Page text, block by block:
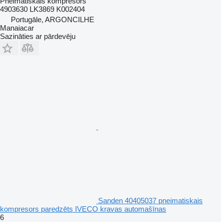
4903630 LK3869 K002404
Portugāle, ARGONCILHE
Manaiacar
Sazināties ar pārdevēju
Sanden 40405037 pneimatiskais
kompresors paredzēts IVECO kravas automašīnas
6